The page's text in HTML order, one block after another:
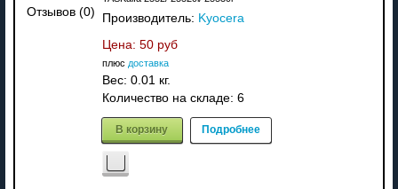
Отзывов (0) Производитель: Kyocera
Цена: 50 руб
плюс доставка
Вес: 0.01 кг.
Количество на складе: 6
В корзину Подробнее